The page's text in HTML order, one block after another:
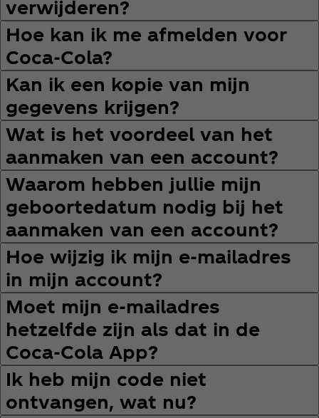
verwijderen?
Hoe kan ik me afmelden voor
Coca‑Cola?
Kan ik een kopie van mijn
gegevens krijgen?
Wat is het voordeel van het
aanmaken van een account?
Waarom hebben jullie mijn
geboortedatum nodig bij het
aanmaken van een account?
Hoe wijzig ik mijn e‑mailadres
in mijn account?
Moet mijn e‑mailadres
hetzelfde zijn als dat in de
Coca‑Cola App?
Ik heb mijn code niet
ontvangen, wat nu?